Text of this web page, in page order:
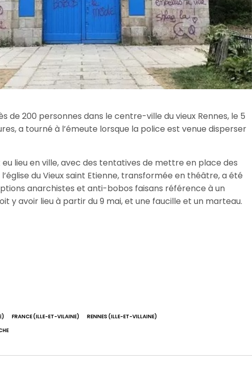
de 200 personnes dans le centre-ville du vieux Rennes, le 5
a tourné à l’émeute lorsque la police est venue disperser
lieu en ville, avec des tentatives de mettre en place des
du Vieux saint Etienne, transformée en théâtre, a été
anarchistes et anti-bobos faisans référence à un
y avoir lieu à partir du 9 mai, et une faucille et un marteau.
FRANCE (ILLE-ET-VILAINE)
RENNES (ILLE-ET-VILLAINE)